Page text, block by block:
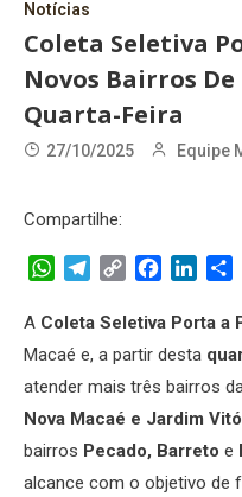
Notícias
Coleta Seletiva
Novos Bairros
Quarta-Feira
27/10/2025 Equipe
Compartilhe:
WhatsApp
Telegram
Copy
Facebook
A Coleta Seletiva Porta a
Macaé e, a partir desta
atender mais três bairros
Nova Macaé e Jardim
bairros Pecado, Barreto e
alcance com o objetivo de